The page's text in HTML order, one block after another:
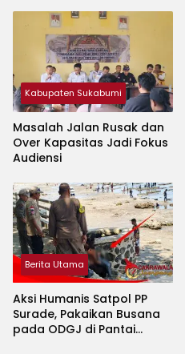
Kabupaten Sukabumi
Masalah Jalan Rusak dan
Over Kapasitas Jadi Fokus
Audiensi
Berita Utama
Aksi Humanis Satpol PP
Surade, Pakaikan Busana
pada ODGJ di Pantai